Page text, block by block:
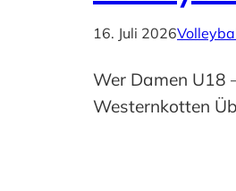
16. Juli 2026
Wer Damen U18
Westernkotten